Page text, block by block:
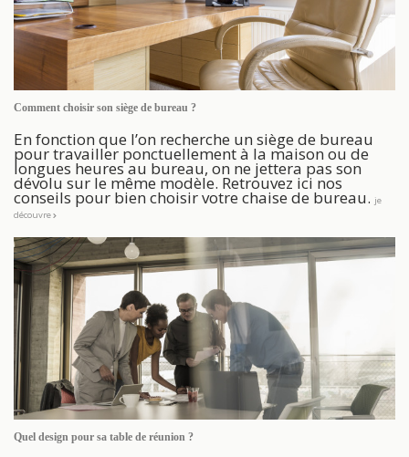
Comment choisir son siège de bureau ?
En fonction que l’on recherche un siège de bureau
pour travailler ponctuellement à la maison ou de
longues heures au bureau, on ne jettera pas son
dévolu sur le même modèle. Retrouvez ici nos
conseils pour bien choisir votre chaise de bureau. je
découvre
Quel design pour sa table de réunion ?